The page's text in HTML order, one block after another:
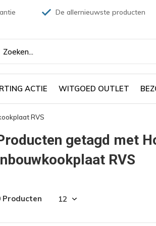
ACTIE WITGOED OUTLET
De allernieuwste producten
RVS
getagd met
RVS
Producten